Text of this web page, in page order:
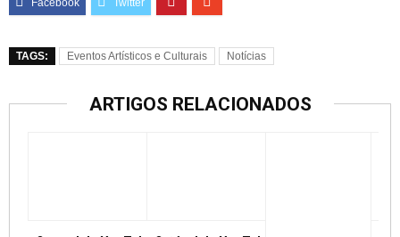
TAGS: Eventos Artísticos e Culturais Notícias
ARTIGOS RELACIONADOS